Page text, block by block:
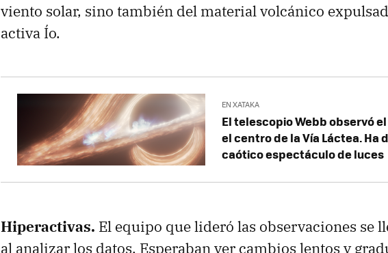
viento solar, sino también del material volcánico
activa Ío.
EN XATAKA
El telescopio Webb observó
el centro de la Vía Láctea. Ha
caótico espectáculo de luces
Hiperactivas. El equipo que lideró las observaciones se
al analizar los datos. Esperaban ver cambios lentos y